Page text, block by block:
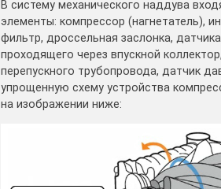
В систему механического наддува
элементы: компрессор (нагнетатель),
фильтр, дроссельная заслонка,
проходящего через впускной
перепускного трубопровода, датчик
упрощенную схему устройства
на изображении ниже: